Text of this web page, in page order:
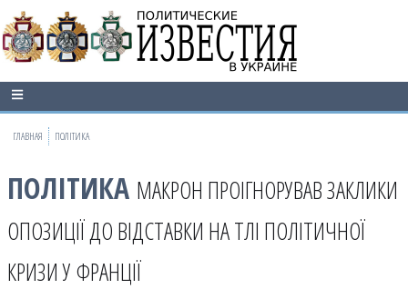
ГЛАВНАЯ ПОЛІТИКА
ПОЛІТИКА МАКРОН ПРОІГНОРУВАВ ЗАКЛИКИ
ОПОЗИЦІЇ ДО ВІДСТАВКИ НА ТЛІ ПОЛІТИЧНОЇ
КРИЗИ У ФРАНЦІЇ